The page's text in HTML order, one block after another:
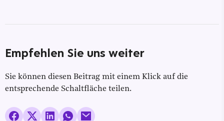
Empfehlen Sie uns weiter
Sie können diesen Beitrag mit einem Klick auf die
entsprechende Schaltfläche teilen.